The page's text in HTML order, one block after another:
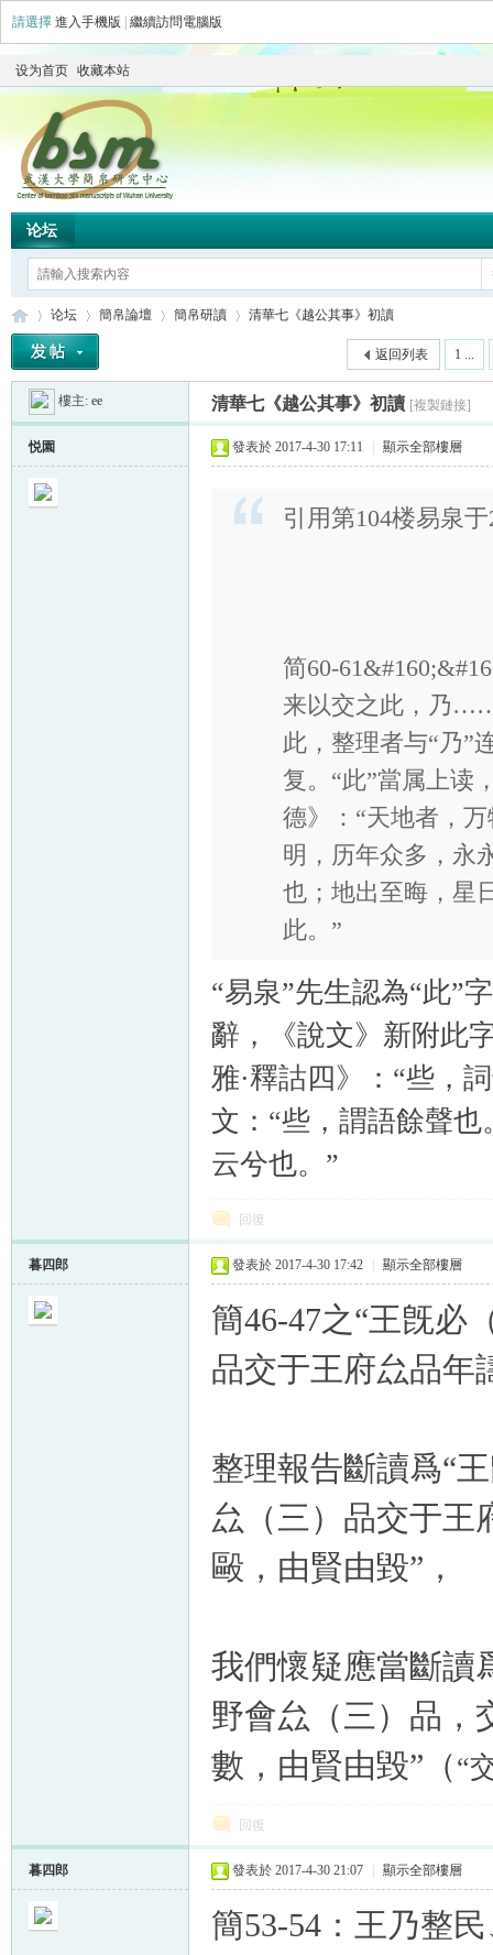
請選擇 進入手機版 繼續訪問電腦版
设为首页 收藏本站
论坛
»
论坛
›
簡帛論壇 簡帛研讀
›
清華七《越公其事》初讀
1 ...
返回列表
樓主: ee 清華七《越公其事》初讀 [複製鏈接]
悦園 發表於 2017-4-30 17:11 顯示全部樓層
引用第104楼易泉
简60-
来以交之此，乃
此，整理者与“乃”
复。“此”當属上读
德》：“天地者，
明，历年众多，永
也；地出至晦，星
此。”
“易泉”先生認為“此”
辭，《說文》新附此
雅·釋詁四》：“些，
文：“些，謂語餘聲
云兮也。”
回復
暮四郎 發表於 2017-4-30 17:42 顯示全部樓層
簡46-47之“王旣必
品交于王府厽品年
整理報告斷讀爲“
厽（三）品交于王
毆，由賢由毀”，
我們懷疑應當斷讀
野會厽（三）品，
數，由賢由毀”（“
回復
暮四郎 發表於 2017-4-30 21:07 顯示全部樓層
簡53-54：王乃整